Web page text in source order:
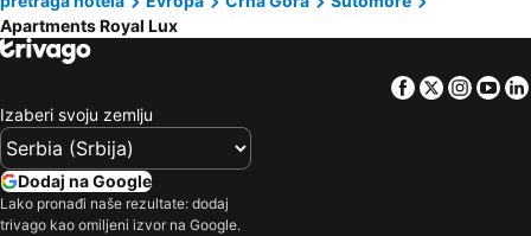
Apartments Royal Lux
Facebook
Twitter
Izaberi svoju zemlju
Dodaj na Google
Lako pronađi naše rezultate: dodaj
trivago kao omiljeni izvor na Google.